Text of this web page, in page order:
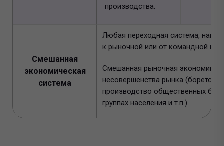
производства.
Смешанная
экономическая
система
Любая переходная система,
к рыночной или от командной к
Смешанная рыночная экономика:
несовершенства рынка (борется
производство общественных
группах населения и т.п.).